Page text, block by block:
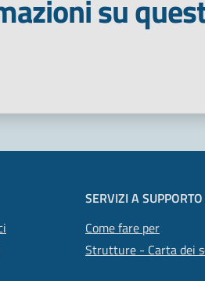
su
SERVIZI A SUPPORTO
Come fare per
Strutture - Carta dei